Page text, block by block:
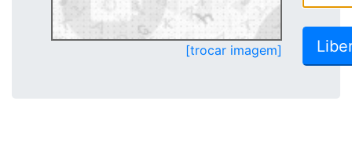
[trocar imagem]